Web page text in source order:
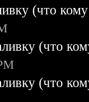
(что
(что
(что